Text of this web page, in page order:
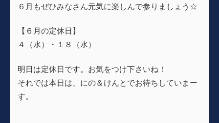
６月もぜひみなさん元気に楽しんで参りましょう☆
【６月の定休日】
４（水）・１８（水）
明日は定休日です。お気をつけ下さいね！
それでは本日は、にの＆けんとでお待ちしていまー
す。